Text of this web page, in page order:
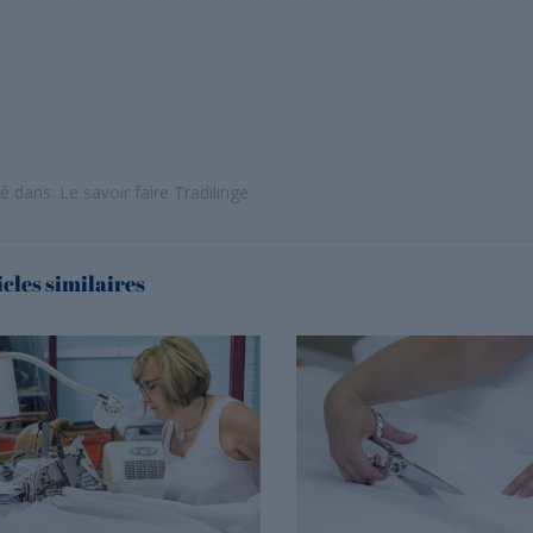
dans: Le savoir faire Tradilinge
similaires